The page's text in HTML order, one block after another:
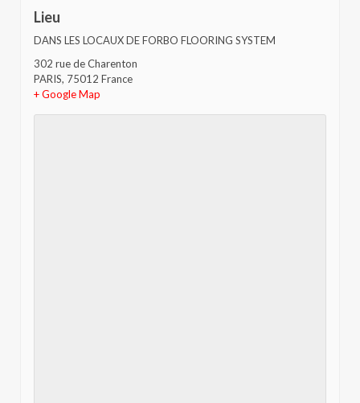
Lieu
DANS LES LOCAUX DE FORBO FLOORING SYSTEM
302 rue de Charenton
PARIS, 75012 France
+ Google Map